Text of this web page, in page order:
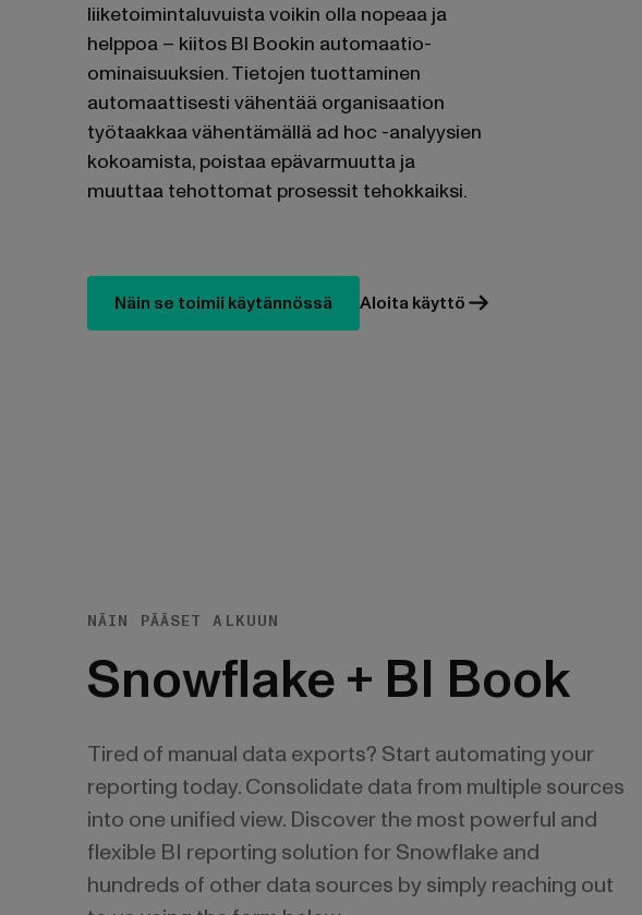
liiketoimintaluvuista voikin olla nopeaa ja
helppoa – kiitos BI Bookin automaatio-
ominaisuuksien. Tietojen tuottaminen
automaattisesti vähentää organisaation
työtaakkaa vähentämällä ad hoc -analyysien
kokoamista, poistaa epävarmuutta ja
muuttaa tehottomat prosessit tehokkaiksi.
Näin se toimii käytännössä Aloita käyttö
NÄIN PÄÄSET ALKUUN
Snowflake + BI Book
Tired of manual data exports? Start automating your
reporting today. Consolidate data from multiple sources
into one unified view. Discover the most powerful and
flexible BI reporting solution for Snowflake and
hundreds of other data sources by simply reaching out